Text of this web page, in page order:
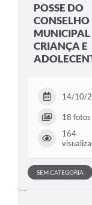
POSSE DO
CONSELHO
MUNICIPAL
CRIANÇA E
14/10/
18 fotos
164
SEM CATEGORIA